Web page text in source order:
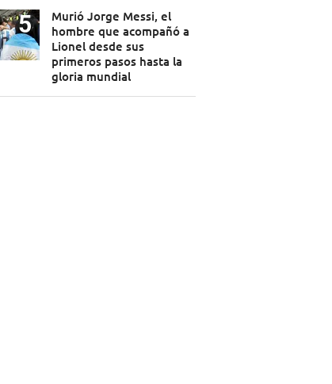
Murió Jorge Messi, el
hombre que acompañó a
Lionel desde sus
primeros pasos hasta la
gloria mundial